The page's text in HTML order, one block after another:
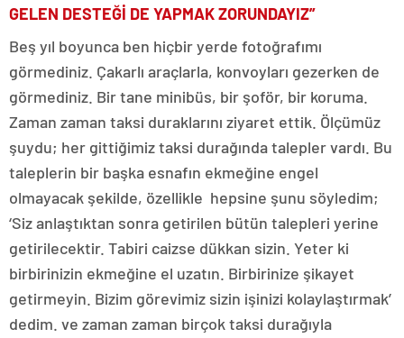
GELEN DESTEĞİ DE YAPMAK ZORUNDAYIZ”
Beş yıl boyunca ben hiçbir yerde fotoğrafımı
görmediniz. Çakarlı araçlarla, konvoyları gezerken de
görmediniz. Bir tane minibüs, bir şoför, bir koruma.
Zaman zaman taksi duraklarını ziyaret ettik. Ölçümüz
şuydu; her gittiğimiz taksi durağında talepler vardı. Bu
taleplerin bir başka esnafın ekmeğine engel
olmayacak şekilde, özellikle hepsine şunu söyledim;
‘Siz anlaştıktan sonra getirilen bütün talepleri yerine
getirilecektir. Tabiri caizse dükkan sizin. Yeter ki
birbirinizin ekmeğine el uzatın. Birbirinize şikayet
getirmeyin. Bizim görevimiz sizin işinizi kolaylaştırmak’
dedim. ve zaman zaman birçok taksi durağıyla